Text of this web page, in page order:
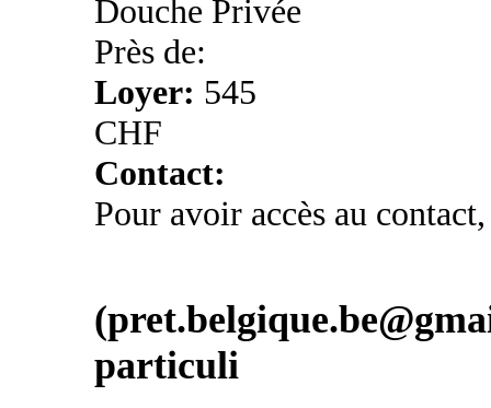
Douche Privée
Près de:
Loyer: 545
CHF
Contact:
Pour avoir accès au
particuli